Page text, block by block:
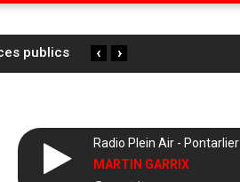
›
‹
Radio Plein Air - Pontarlier
MARTIN GARRIX